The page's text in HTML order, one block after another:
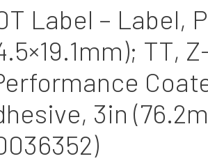
Label – Label,
TT,
3in